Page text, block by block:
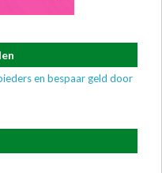
en bespaar geld door